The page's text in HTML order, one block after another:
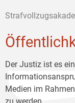
Der Justiz ist es
Medien im